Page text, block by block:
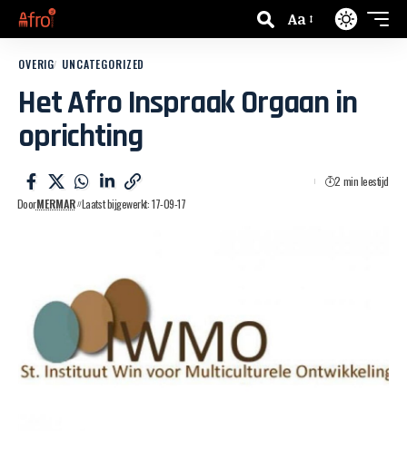
Aa
OVERIG UNCATEGORIZED
Het Afro Inspraak Orgaan in
oprichting
DoorMERMAR Laatst bijgewerkt: 17-09-17
2 min leestijd